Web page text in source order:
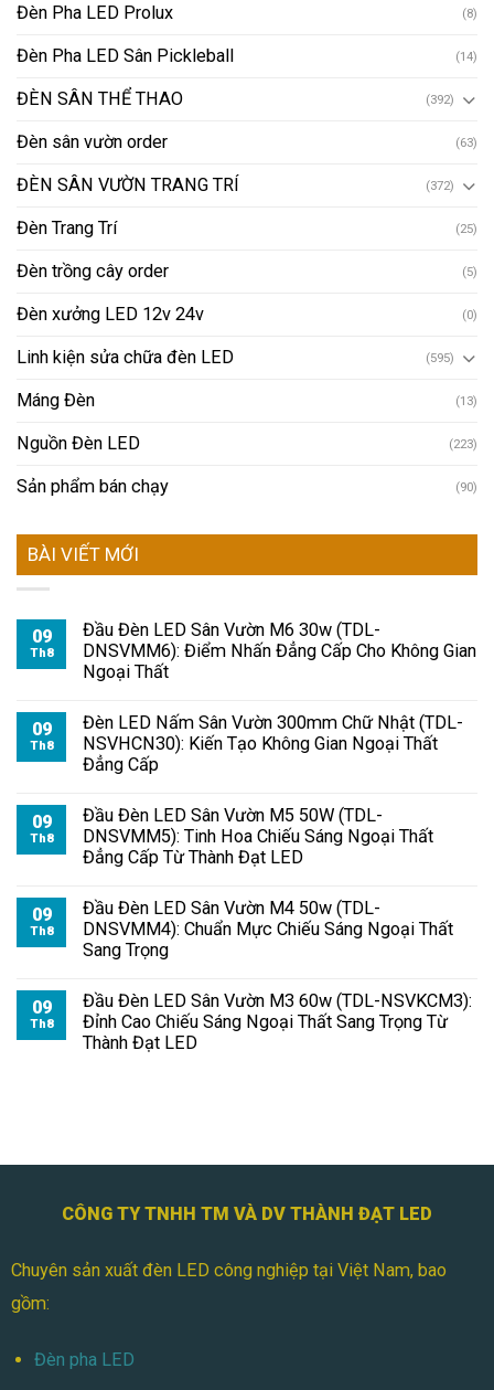
Đèn Pha LED Prolux (8)
Đèn Pha LED Sân Pickleball (14)
ĐÈN SÂN THỂ THAO (392)
Đèn sân vườn order (63)
ĐÈN SÂN VƯỜN TRANG TRÍ (372)
Đèn Trang Trí (25)
Đèn trồng cây order (5)
Đèn xưởng LED 12v 24v (0)
Linh kiện sửa chữa đèn LED (595)
Máng Đèn (13)
Nguồn Đèn LED (223)
Sản phẩm bán chạy (90)
BÀI VIẾT MỚI
09
Th8
Đầu Đèn LED Sân Vườn M6 30w (TDL-
DNSVMM6): Điểm Nhấn Đẳng Cấp Cho Không Gian
Ngoại Thất
09
Th8
Đèn LED Nấm Sân Vườn 300mm Chữ Nhật (TDL-
NSVHCN30): Kiến Tạo Không Gian Ngoại Thất
Đẳng Cấp
09
Th8
Đầu Đèn LED Sân Vườn M5 50W (TDL-
DNSVMM5): Tinh Hoa Chiếu Sáng Ngoại Thất
Đẳng Cấp Từ Thành Đạt LED
09
Th8
Đầu Đèn LED Sân Vườn M4 50w (TDL-
DNSVMM4): Chuẩn Mực Chiếu Sáng Ngoại Thất
Sang Trọng
09
Th8
Đầu Đèn LED Sân Vườn M3 60w (TDL-NSVKCM3):
Đỉnh Cao Chiếu Sáng Ngoại Thất Sang Trọng Từ
Thành Đạt LED
CÔNG TY TNHH TM VÀ DV THÀNH ĐẠT LED
Chuyên sản xuất đèn LED công nghiệp tại Việt Nam, bao
gồm:
Đèn pha LED